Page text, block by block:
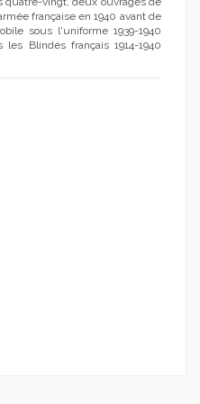
française en 1940 avant de
sous l'uniforme 1939-1940
Blindés français 1914-1940